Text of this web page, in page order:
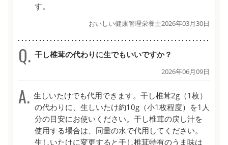
す。
おいしい健康管理栄養士2026年03月30日
干し椎茸の代わりに生でもいいですか？
2026年06月09日
生しいたけでも代用できます。干し椎茸2g（1枚）
の代わりに、生しいたけ約10g（小1枚程度）を1人
分の目安にお使いください。干し椎茸の戻し汁を
使用する場合は、同量の水で代用してください。
生しいたけに変更すると干し椎茸特有のうま味は